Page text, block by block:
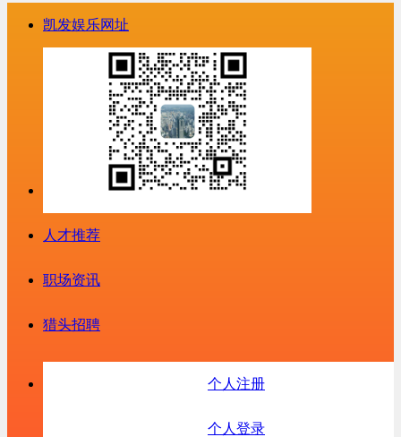
凯发娱乐网址
人才推荐
职场资讯
猎头招聘
个人注册
个人登录